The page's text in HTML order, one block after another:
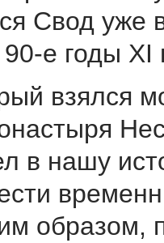
Свод уже
е годы XI
взялся
в нашу
образом,